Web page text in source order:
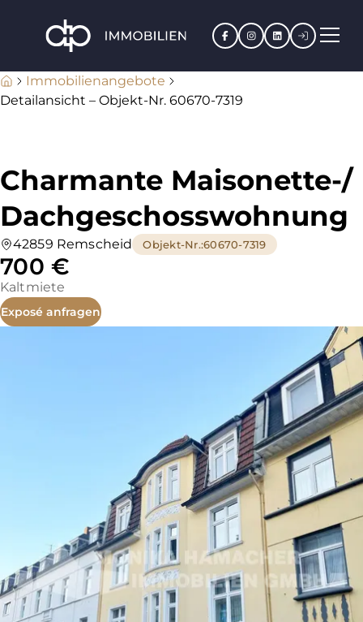
Facebook
Instagram
LinkedIn
Immobilienangebote
Detailansicht – Objekt-Nr. 60670-7319
Charmante Maisonette-/
Dachgeschosswohnung
42859 Remscheid Objekt-Nr.:60670-7319
700 €
Kaltmiete
Exposé anfragen